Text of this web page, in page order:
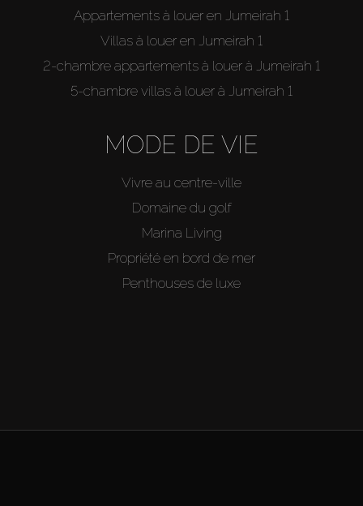
Appartements à louer en Jumeirah 1
Villas à louer en Jumeirah 1
2-chambre appartements à louer à Jumeirah 1
5-chambre villas à louer à Jumeirah 1
MODE DE VIE
Vivre au centre-ville
Domaine du golf
Marina Living
Propriété en bord de mer
Penthouses de luxe